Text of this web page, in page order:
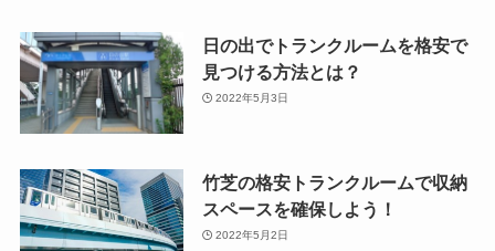
日の出でトランクルームを格安で
見つける方法とは？
2022年5月3日
竹芝の格安トランクルームで収納
スペースを確保しよう！
2022年5月2日